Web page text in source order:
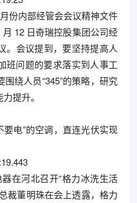
份内部经管会会议精神文件
12 日奇瑞控股集团公司经
。会议提到，要坚持提高人
班问题的要求落实到人事工
绕人员“345”的策略，研究
提升。
电”的空调，直连光伏实现
在河北召开“格力冰洗生活
裁董明珠在会上透露，格力